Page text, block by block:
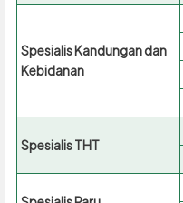
Spesialis Kandungan dan
Kebidanan
Spesialis THT